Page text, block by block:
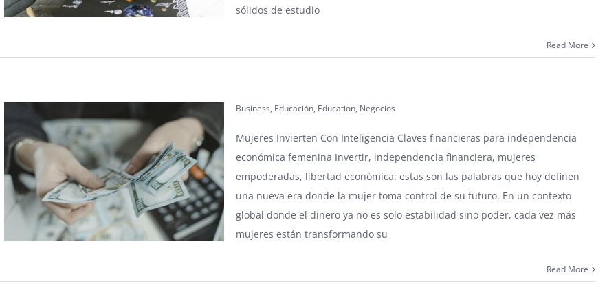
sólidos de estudio
Read More
Business, Educación, Education, Negocios
Mujeres Invierten Con Inteligencia Claves financieras para independencia
económica femenina Invertir, independencia financiera, mujeres
empoderadas, libertad económica: estas son las palabras que hoy definen
una nueva era donde la mujer toma control de su futuro. En un contexto
global donde el dinero ya no es solo estabilidad sino poder, cada vez más
mujeres están transformando su
Read More